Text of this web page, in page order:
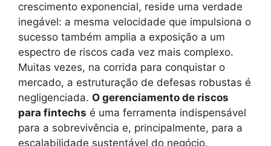
crescimento exponencial, reside uma verdade
inegável: a mesma velocidade que impulsiona o
sucesso também amplia a exposição a um
espectro de riscos cada vez mais complexo.
Muitas vezes, na corrida para conquistar o
mercado, a estruturação de defesas robustas é
negligenciada. O gerenciamento de riscos
para fintechs é uma ferramenta indispensável
para a sobrevivência e, principalmente, para a
escalabilidade sustentável do negócio.